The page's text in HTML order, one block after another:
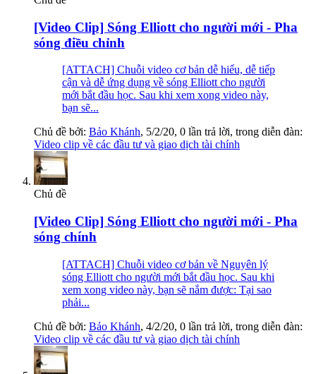
[Video Clip] Sóng Elliott cho người mới - Pha
sóng điều chỉnh
[ATTACH] Chuỗi video cơ bản dễ hiểu, dễ tiếp
cận và dễ ứng dụng về sóng Elliott cho người
mới bắt đầu học. Sau khi xem xong video này,
bạn sẽ...
Chủ đề bởi: Bảo Khánh, 5/2/20, 0 lần trả lời, trong diễn đàn:
Video clip về các đầu tư và giao dịch tài chính
Chủ đề
[Video Clip] Sóng Elliott cho người mới - Pha
sóng chính
[ATTACH] Chuỗi video cơ bản về Nguyên lý
sóng Elliott cho người mới bắt đầu học. Sau khi
xem xong video này, bạn sẽ nắm được: Tại sao
phải...
Chủ đề bởi: Bảo Khánh, 4/2/20, 0 lần trả lời, trong diễn đàn:
Video clip về các đầu tư và giao dịch tài chính